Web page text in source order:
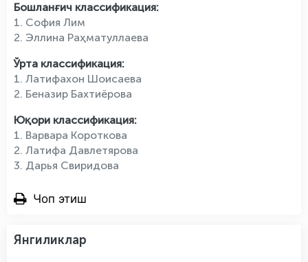
Бошланғич классификация:
1. София Лим
2. Эллина Раҳматуллаева
Ўрта классификация:
1. Латифахон Шоисаева
2. Беназир Бахтиёрова
Юқори классификация:
1. Варвара Короткова
2. Латифа Давлетярова
3. Дарья Свиридова
Чоп этиш
Янгиликлар